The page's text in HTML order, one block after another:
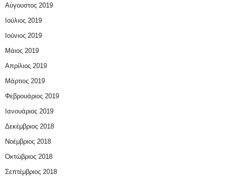
Αύγουστος 2019
Ιούλιος 2019
Ιούνιος 2019
Μάιος 2019
Απρίλιος 2019
Μάρτιος 2019
Φεβρουάριος 2019
Ιανουάριος 2019
Δεκέμβριος 2018
Νοέμβριος 2018
Οκτώβριος 2018
Σεπτέμβριος 2018